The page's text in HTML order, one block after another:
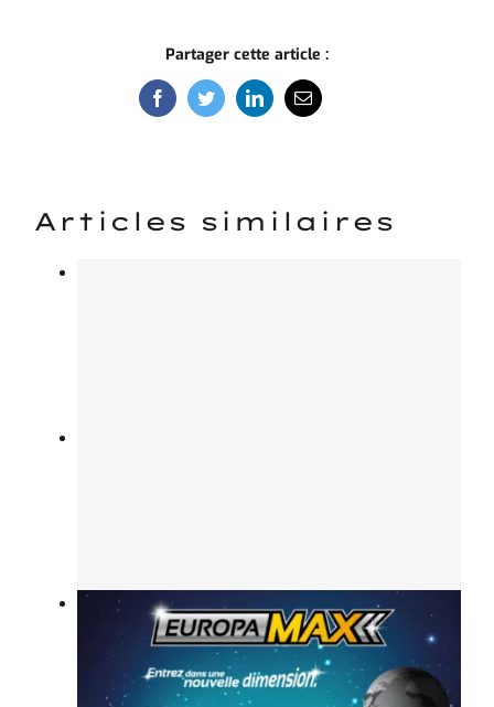
Partager cette article :
FacebookTwitterLinkedInEmail
Articles similaires